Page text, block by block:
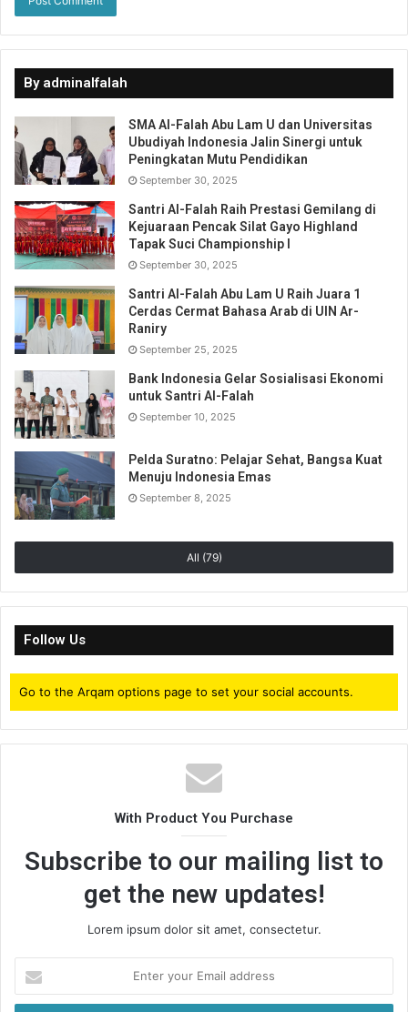
By adminalfalah
SMA Al-Falah Abu Lam U dan Universitas
Ubudiyah Indonesia Jalin Sinergi untuk
Peningkatan Mutu Pendidikan
September 30, 2025
Santri Al-Falah Raih Prestasi Gemilang di
Kejuaraan Pencak Silat Gayo Highland
Tapak Suci Championship I
September 30, 2025
Santri Al-Falah Abu Lam U Raih Juara 1
Cerdas Cermat Bahasa Arab di UIN Ar-
Raniry
September 25, 2025
Bank Indonesia Gelar Sosialisasi Ekonomi
untuk Santri Al-Falah
September 10, 2025
Pelda Suratno: Pelajar Sehat, Bangsa Kuat
Menuju Indonesia Emas
September 8, 2025
All (79)
Follow Us
Go to the Arqam options page to set your social accounts.
With Product You Purchase
Subscribe to our mailing list to
get the new updates!
Lorem ipsum dolor sit amet, consectetur.
your
Email